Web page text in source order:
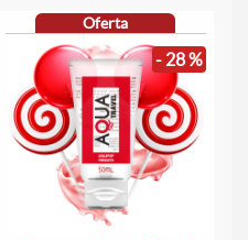
Oferta
- 28 %